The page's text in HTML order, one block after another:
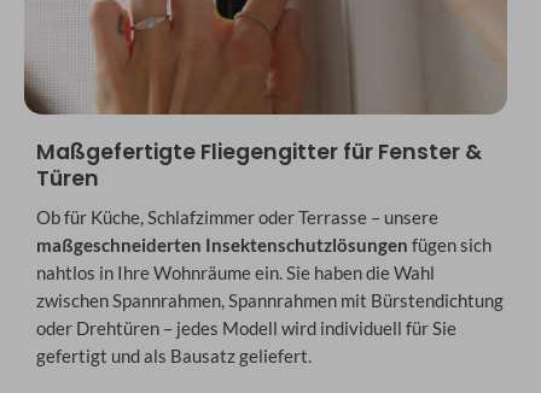
Maßgefertigte Fliegengitter für Fenster &
Türen
Ob für Küche, Schlafzimmer oder Terrasse – unsere
maßgeschneiderten Insektenschutzlösungen fügen sich
nahtlos in Ihre Wohnräume ein. Sie haben die Wahl
zwischen Spannrahmen, Spannrahmen mit Bürstendichtung
oder Drehtüren – jedes Modell wird individuell für Sie
gefertigt und als Bausatz geliefert.